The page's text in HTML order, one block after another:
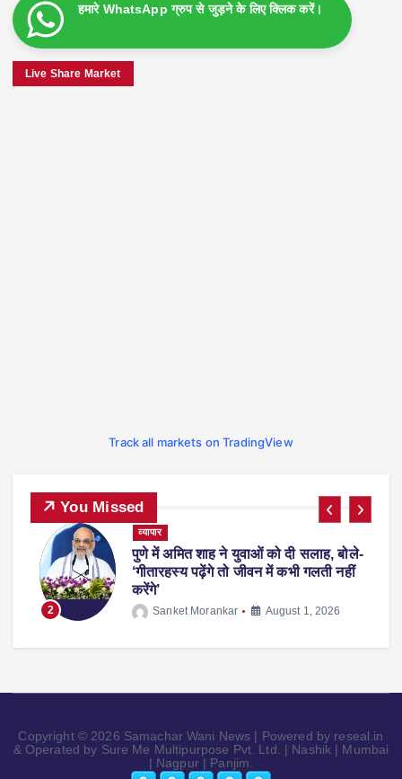
हमारे WhatsApp ग्रुप से जुड़ने के लिए क्लिक करें।
Live Share Market
Track all markets on TradingView
You Missed
3
ट्रेंडिंग
फीफा वर्ल्ड कप 2026 से लौटते समय एरलिंग
हालैंड अपने साथ ले आए ‘व्हिस्की रैकून’, वजह
जानकर रह जाएंगे हैरान
Sanket Morankar July 14, 2026
Copyright © 2026 Samachar Wani News | Powered by reseal.in
& Operated by Sure Me Multipurpose Pvt. Ltd. | Nashik | Mumbai
| Nagpur | Panjim.